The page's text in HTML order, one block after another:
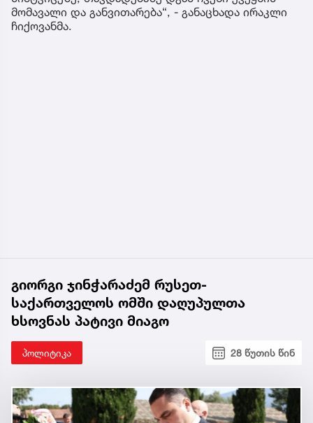
მომავალი და განვითარება“, - განაცხადა ირაკლი
ჩიქოვანმა.
გიორგი ჯინჭარაძემ რუსეთ-
საქართველოს ომში დაღუპულთა
ხსოვნას პატივი მიაგო
პოლიტიკა 28 წუთის წინ